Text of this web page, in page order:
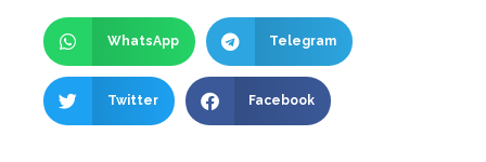
WhatsApp Telegram
Twitter Facebook